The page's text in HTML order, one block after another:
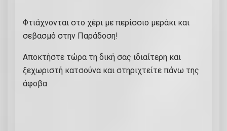
Φτιάχνονται στο χέρι με περίσσιο μεράκι και
σεβασμό στην Παράδοση!
Αποκτήστε τώρα τη δική σας ιδιαίτερη και
ξεχωριστή κατσούνα και στηριχτείτε πάνω της
άφοβα